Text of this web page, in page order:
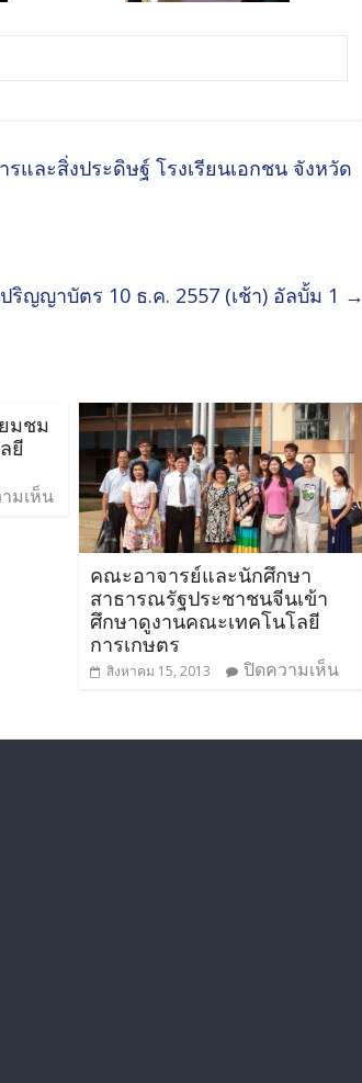
ละสิ่งประดิษฐ์ โรงเรียนเอกชน จังหวัด
ญญาบัตร 10 ธ.ค. 2557 (เช้า) อัลบั้ม 1 →
มชม
ยี
มเห็น
คณะอาจารย์และนักศึกษา
สาธารณรัฐประชาชนจีนเข้า
ศึกษาดูงานคณะเทคโนโลยี
การเกษตร
สิงหาคม 15, 2013 ปิดความเห็น